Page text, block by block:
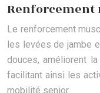
Renforcement
Le renforcement
les levées de jambe
douces, améliorent
facilitant ainsi les
mobilité senior.